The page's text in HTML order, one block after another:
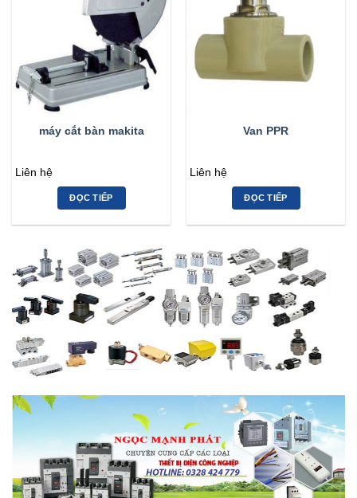
máy cắt bàn makita
Liên hệ
ĐỌC TIẾP
Van PPR
Liên hệ
ĐỌC TIẾP